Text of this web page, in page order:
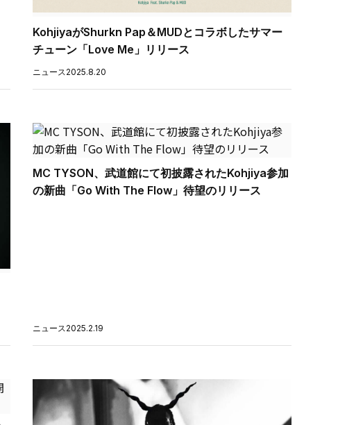
KohjiyaがShurkn Pap＆MUDとコラボしたサマー
チューン「Love Me」リリース
ニュース2025.8.20
MC TYSON、武道館にて初披露されたKohjiya参加
の新曲「Go With The Flow」待望のリリース
ニュース2025.2.19